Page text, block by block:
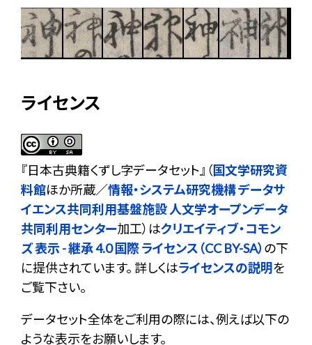
ライセンス
『日本古典籍くずし字データセット 』（国文学研究資
料館ほか所蔵／情報・システム研究機構 データサ
イエンス共同利用基盤施設 人文学オープンデータ
共同利用センター加工）はクリエイティブ・コモン
ズ 表示 - 継承 4.0 国際 ライセンス（CC BY-SA） の下
に提供されています。 詳しくはライセンスの説明を
ご覧下さい。
データセット全体をご利用の際には、例えば以下の
ような表示をお願いします。